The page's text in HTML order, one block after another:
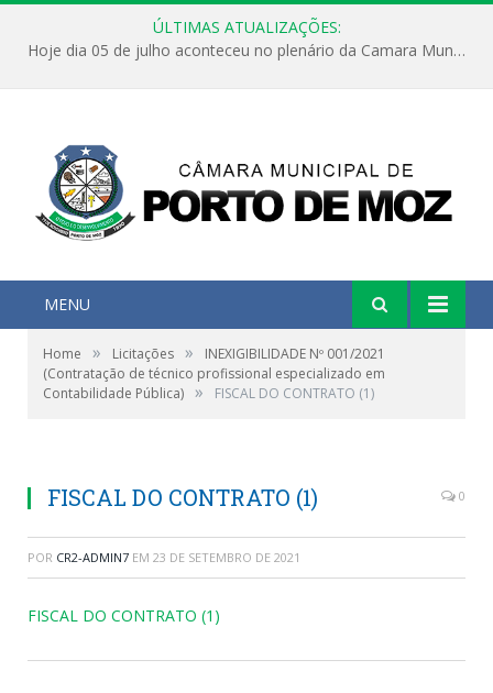
ÚLTIMAS ATUALIZAÇÕES:
Hoje dia 05 de julho aconteceu no plenário da Camara Municipal de Porto de Moz a Sessão Solene de Abertura dos Trabalhos Legislativos 2º Período da 23ª Legislatura
MENU
Home » Licitações »
INEXIGIBILIDADE Nº 001/2021
(Contratação de técnico profissional especializado em
Contabilidade Pública) » FISCAL DO CONTRATO (1)
FISCAL DO CONTRATO (1) 0
POR CR2-ADMIN7 EM 23 DE SETEMBRO DE 2021
FISCAL DO CONTRATO (1)